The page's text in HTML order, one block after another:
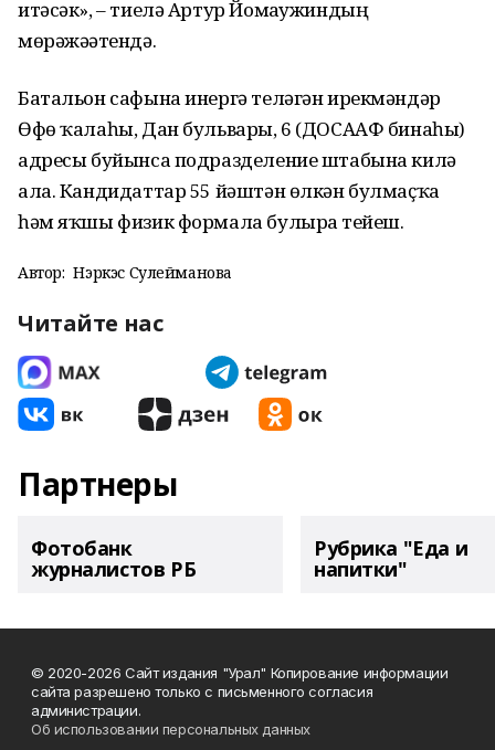
итәсәк», – тиелә Артур Йомағужиндың
мөрәжәғәтендә.
Батальон сафына инергә теләгән ирекмәндәр
Өфө ҡалаһы, Дан бульвары, 6 (ДОСААФ бинаһы)
адресы буйынса подразделение штабына килә
ала. Кандидаттар 55 йәштән өлкән булмаҫҡа
һәм яҡшы физик формала булырға тейеш.
Автор: Нэркэс Сулейманова
Читайте нас
Партнеры
Фотобанк
журналистов РБ
Рубрика "Еда и
напитки"
© 2020-2026 Сайт издания "Урал" Копирование информации
сайта разрешено только с письменного согласия
администрации.
Об использовании персональных данных